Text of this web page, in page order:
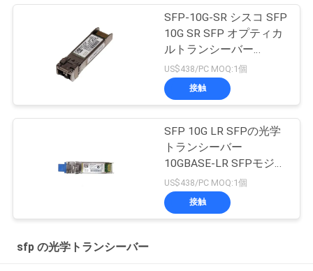
SFP-10G-SR シスコ SFP
10G SR SFP オプティカ
ルトランシーバー
10GBASE-SR SFP モジ
ュール
US$438/PC MOQ:1個
接触
SFP 10G LR SFPの光学
トランシーバー
10GBASE-LR SFPモジュ
ール
US$438/PC MOQ:1個
接触
sfp の光学トランシーバー